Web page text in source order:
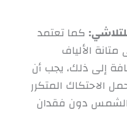
كما تعتمد
الألياف
إلى ذلك، يجب أن
الاحتكاك المتكرر
الشمس دون فقدان